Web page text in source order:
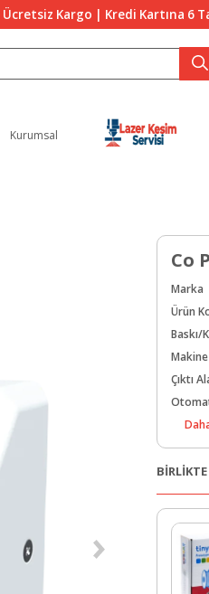
Kargo | Kredi Kartına 6
Kurumsal
Co
Marka
Ürün
Baskı/
Çıktı